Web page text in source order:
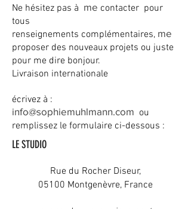
Ne hésitez pas à me contacter pour
tous
renseignements complémentaires, me
proposer des nouveaux projets ou juste
pour me dire bonjour.
Livraison internationale
écrivez à :
info@sophiemuhlmann.com ou
remplissez le formulaire ci-dessous :
LE STUDIO
Rue du Rocher Diseur,
05100 Montgenèvre, France